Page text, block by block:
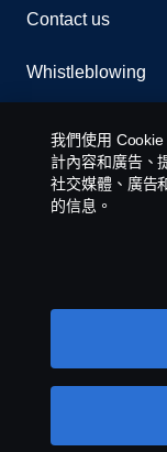
Contact us
Whistleblowing
Cookie settings
© Copyright Scania
我們使用
計內容和廣告、
社交媒體、廣告
的信息。